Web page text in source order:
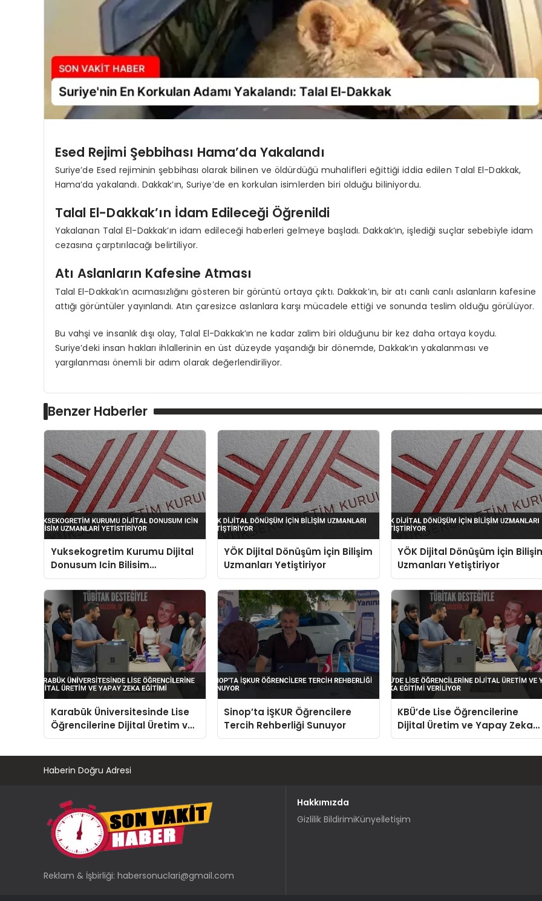
Esed Rejimi Şebbihası Hama’da Yakalandı
Suriye’de Esed rejiminin şebbihası olarak bilinen ve öldürdüğü muhalifleri eğittiği iddia edilen Talal El-Dakkak,
Hama’da yakalandı. Dakkak’ın, Suriye’de en korkulan isimlerden biri olduğu biliniyordu.
Talal El-Dakkak’ın İdam Edileceği Öğrenildi
Yakalanan Talal El-Dakkak’ın idam edileceği haberleri gelmeye başladı. Dakkak’ın, işlediği suçlar sebebiyle idam
cezasına çarptırılacağı belirtiliyor.
Atı Aslanların Kafesine Atması
Talal El-Dakkak’ın acımasızlığını gösteren bir görüntü ortaya çıktı. Dakkak’ın, bir atı canlı canlı aslanların kafesine
attığı görüntüler yayınlandı. Atın çaresizce aslanlara karşı mücadele ettiği ve sonunda teslim olduğu görülüyor.
Bu vahşi ve insanlık dışı olay, Talal El-Dakkak’ın ne kadar zalim biri olduğunu bir kez daha ortaya koydu.
Suriye’deki insan hakları ihlallerinin en üst düzeyde yaşandığı bir dönemde, Dakkak’ın yakalanması ve
yargılanması önemli bir adım olarak değerlendiriliyor.
Benzer Haberler
Yuksekogretim Kurumu Dijital
Donusum Icin Bilisim
Uzmanlari Yetistiriyor
YÖK Dijital Dönüşüm İçin Bilişim
Uzmanları Yetiştiriyor
YÖK Dijital Dönüşüm İçin
Uzmanları Yetiştiriyor
Karabük Üniversitesinde Lise
Öğrencilerine Dijital Üretim ve
Yapay Zeka Eğitimi
Sinop’ta İŞKUR Öğrencilere
Tercih Rehberliği Sunuyor
KBÜ’de Lise Öğrencilerine
Dijital Üretim ve Yapay Zeka
Eğitimi Veriliyor
Haberin Doğru Adresi
Reklam & İşbirliği: habersonuclari@gmail.com
Hakkımızda
Gizlilik BildirimiKünyeİletişim